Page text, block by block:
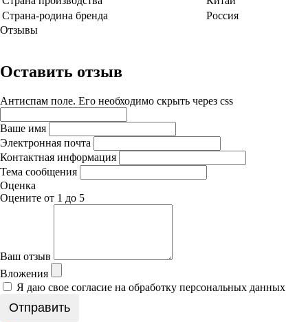
Страна-родина бренда
Россия
Отзывы
Оставить отзыв
Антиспам поле. Его необходимо скрыть через css
Ваше имя
Электронная почта
Контактная информация
Тема сообщения
Оценка
Оцените от 1 до 5
Ваш отзыв
Вложения
Я даю свое согласие на обработку персональных данных